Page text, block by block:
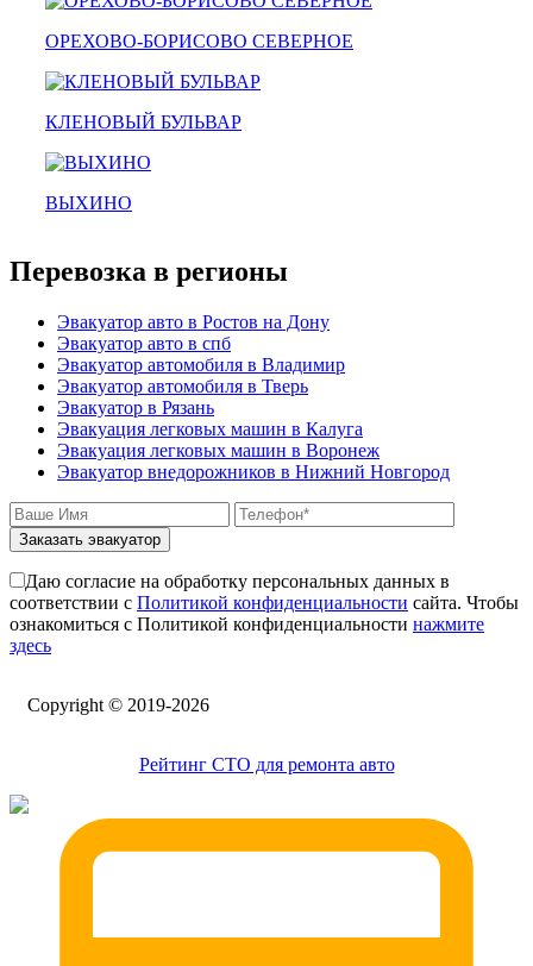
эвакуатор павловский посад
александров
мотоэвакуатор
домодедовская
зарайск
лесной городок
красноармейск
ОРЕХОВО-БОРИСОВО СЕВЕРНОЕ
КЛЕНОВЫЙ БУЛЬВАР
ВЫХИНО
Перевозка в регионы
Эвакуатор авто в Ростов на Дону
Эвакуатор авто в спб
Эвакуатор автомобиля в Владимир
Эвакуатор автомобиля в Тверь
Эвакуатор в Рязань
Эвакуация легковых машин в Калуга
Эвакуация легковых машин в Воронеж
Эвакуатор внедорожников в Нижний Новгород
Заказать эвакуатор
Даю согласие на обработку персональных данных в
соответствии с Политикой конфиденциальности сайта. Чтобы
ознакомиться с Политикой конфиденциальности нажмите
здесь
Сopyright © 2019-2026
Рейтинг СТО для ремонта авто